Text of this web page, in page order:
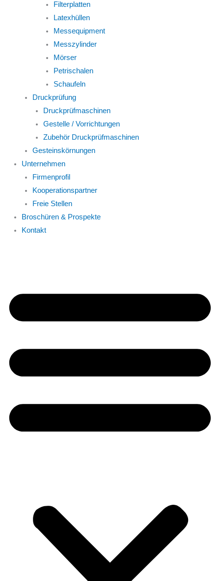
Filterplatten
Latexhüllen
Messequipment
Messzylinder
Mörser
Petrischalen
Schaufeln
Druckprüfung
Druckprüfmaschinen
Gestelle / Vorrichtungen
Zubehör Druckprüfmaschinen
Gesteinskörnungen
Unternehmen
Firmenprofil
Kooperationspartner
Freie Stellen
Broschüren & Prospekte
Kontakt